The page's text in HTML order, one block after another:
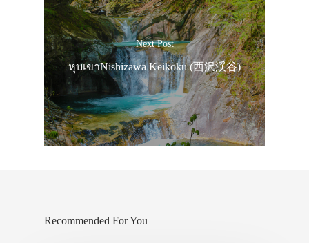
Next Post
หุบเขาNishizawa Keikoku (西沢渓谷)
Recommended For You
เที่ยวญี่ปุ่นด้ว
เอง
รถบัส
เดินทาง
ทัวร์
ที่พัก